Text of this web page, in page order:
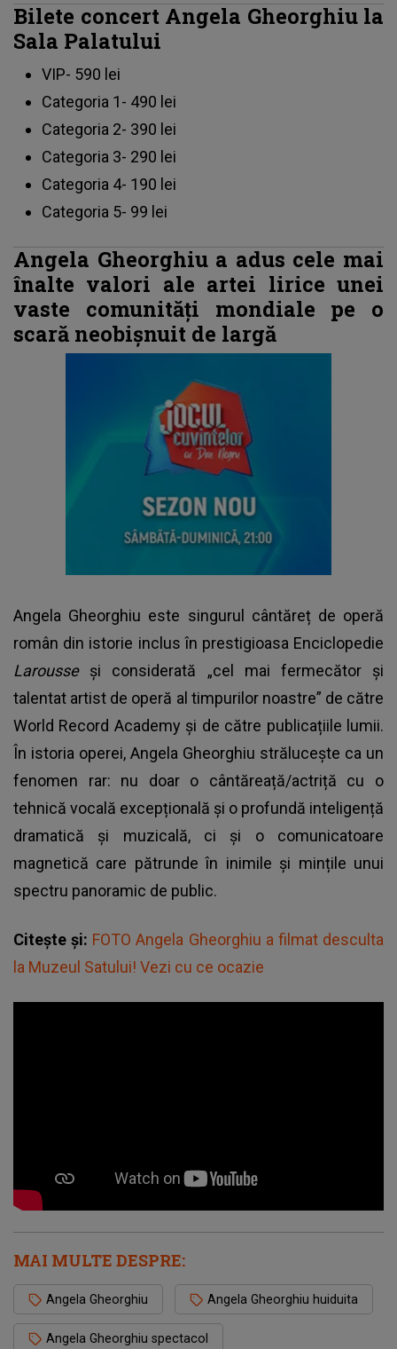
Bilete concert Angela Gheorghiu la
Sala Palatului
VIP- 590 lei
Categoria 1- 490 lei
Categoria 2- 390 lei
Categoria 3- 290 lei
Categoria 4- 190 lei
Categoria 5- 99 lei
Angela Gheorghiu a adus cele mai
înalte valori ale artei lirice unei
vaste comunități mondiale pe o
scară neobișnuit de largă
Angela Gheorghiu este singurul cântăreț de operă
român din istorie inclus în prestigioasa Enciclopedie
Larousse și considerată „cel mai fermecător și
talentat artist de operă al timpurilor noastre” de către
World Record Academy și de către publicațiile lumii.
În istoria operei, Angela Gheorghiu strălucește ca un
fenomen rar: nu doar o cântăreață/actriță cu o
tehnică vocală excepțională și o profundă inteligență
dramatică și muzicală, ci și o comunicatoare
magnetică care pătrunde în inimile și mințile unui
spectru panoramic de public.
Citește și: FOTO Angela Gheorghiu a filmat desculta
la Muzeul Satului! Vezi cu ce ocazie
MAI MULTE DESPRE:
Angela Gheorghiu Angela Gheorghiu huiduita
Angela Gheorghiu spectacol